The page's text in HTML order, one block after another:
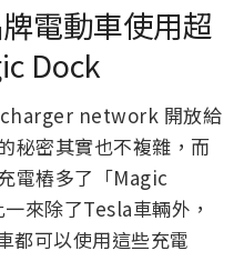
電動車使用超
Dock
network 開放給
秘密其實也不複雜，而
電樁多了「Magic
來除了Tesla車輛外，
都可以使用這些充電